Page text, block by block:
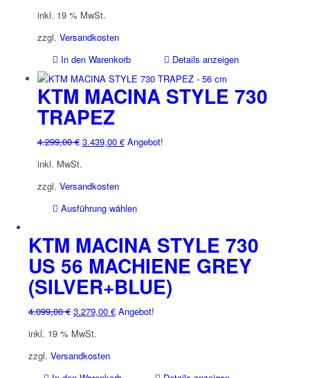
gewählt
werden
war:
4.099,00 €
inkl. 19 % MwSt.
zzgl. Versandkosten
In den Warenkorb
Details anzeigen
KTM MACINA STYLE 730
TRAPEZ
4.299,00€ Ursprünglicher
war:
4.299,00 €
3.439,00 €Aktueller
Angebot!
inkl. MwSt.
zzgl. Versandkosten
Ausführung wählen
weist
mehrere
Varianten
auf.
Die
Optionen
KTM MACINA STYLE 730
US 56 MACHIENE GREY
(SILVER+BLUE)
4.099,00€ Ursprünglicher
war:
4.099,00 €
3.279,00 €Aktueller
Angebot!
inkl. 19 % MwSt.
zzgl. Versandkosten